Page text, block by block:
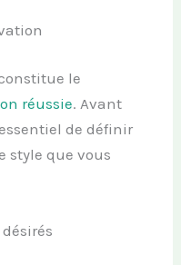
le
réussie. Avant
de définir
style que vous